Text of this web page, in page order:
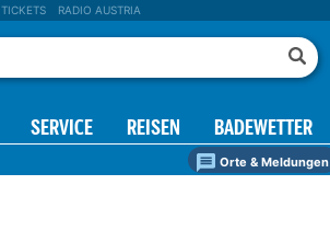
TICKETS RADIO AUSTRIA
SERVICE REISEN BADEWETTER
Orte & Meldungen